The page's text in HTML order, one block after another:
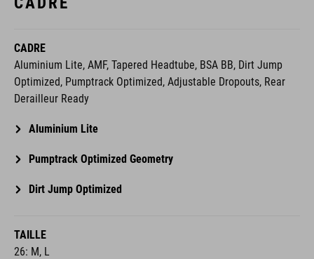
CADRE
Aluminium Lite, AMF, Tapered Headtube, BSA BB, Dirt Jump
Optimized, Pumptrack Optimized, Adjustable Dropouts, Rear
Derailleur Ready
Aluminium Lite
Pumptrack Optimized Geometry
Dirt Jump Optimized
TAILLE
26: M, L